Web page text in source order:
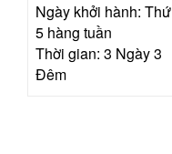
Ngày khởi hành: Thứ
5 hàng tuần
Thời gian: 3 Ngày 3
Đêm